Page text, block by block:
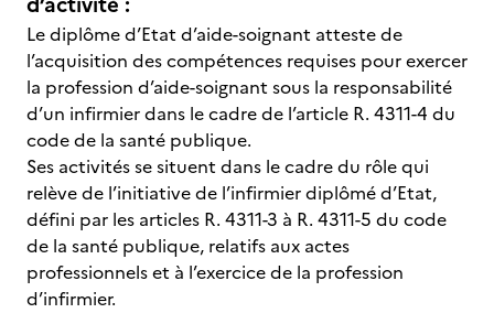
Le diplôme d’Etat d’aide-soignant atteste de
l’acquisition des compétences requises pour exercer
la profession d’aide-soignant sous la responsabilité
d’un infirmier dans le cadre de l’article R. 4311-4 du
code de la santé publique.
Ses activités se situent dans le cadre du rôle qui
relève de l’initiative de l’infirmier diplômé d’Etat,
défini par les articles R. 4311-3 à R. 4311-5 du code
de la santé publique, relatifs aux actes
professionnels et à l’exercice de la profession
d’infirmier.